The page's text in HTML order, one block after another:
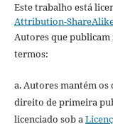
Este trabalho está
Attribution-
Autores que publicam
termos:
a. Autores mantém
direito de primeira
licenciado sob a